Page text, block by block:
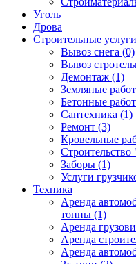
Уголь
Дрова
Строительные услуги
Вывоз снега (0)
Вывоз
Демонтаж (1)
Земляные
Бетонные
Сантехника (1)
Ремонт (3)
Кровельные
Заборы (1)
Услуги
Техника
Аренда
тонны (1)
Аренда
Аренда
Аренда